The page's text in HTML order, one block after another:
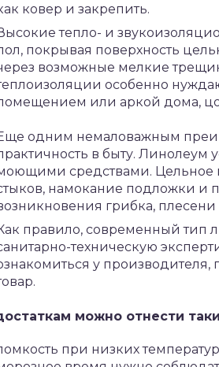
ковер и закрепить.
тепло- и
покрывая поверхность
возможные мелкие
особенно
или аркой дома,
одним немаловажным
в быту. Линолеум
средствами. Цельное
намокание подложки и
грибка,
правило, современный тип
техническую
у
можно отнести
при низких